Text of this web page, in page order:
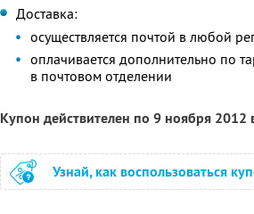
Доставка:
осуществляется почтой в любой
оплачивается дополнительно по
в почтовом отделении
Купон действителен по 9 ноября 2012
Узнай, как воспользоваться